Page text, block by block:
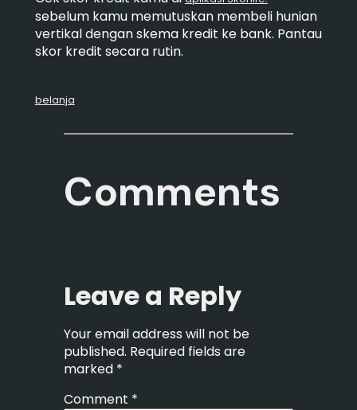
sebelum kamu memutuskan membeli hunian
vertikal dengan skema kredit ke bank. Pantau
skor kredit secara rutin.
belanja
Comments
Leave a Reply
Your email address will not be
published. Required fields are
marked *
Comment *